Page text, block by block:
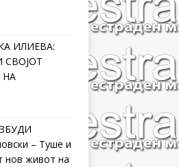
ИЛИЕВА:
СВОЈОТ
НА
– Туше и
нов живот на